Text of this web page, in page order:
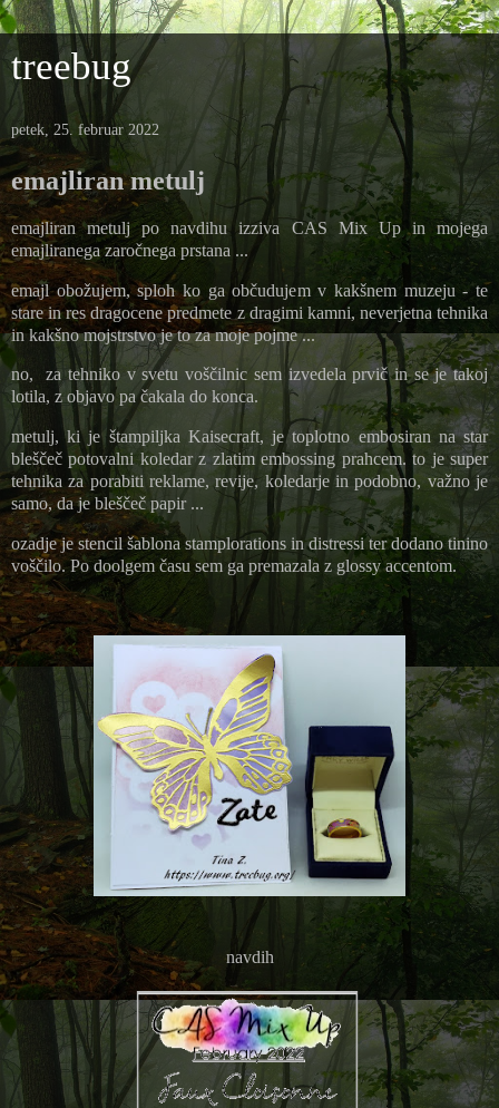
treebug
petek, 25. februar 2022
emajliran metulj
emajliran metulj po navdihu izziva CAS Mix Up in mojega
emajliranega zaročnega prstana ...
emajl obožujem, sploh ko ga občudujem v kakšnem muzeju - te
stare in res dragocene predmete z dragimi kamni, neverjetna tehnika
in kakšno mojstrstvo je to za moje pojme ...
no, za tehniko v svetu voščilnic sem izvedela prvič in se je takoj
lotila, z objavo pa čakala do konca.
metulj, ki je štampiljka Kaisecraft, je toplotno embosiran na star
bleščeč potovalni koledar z zlatim embossing prahcem. to je super
tehnika za porabiti reklame, revije, koledarje in podobno, važno je
samo, da je bleščeč papir ...
ozadje je stencil šablona stamplorations in distressi ter dodano tinino
voščilo. Po doolgem času sem ga premazala z glossy accentom.
navdih